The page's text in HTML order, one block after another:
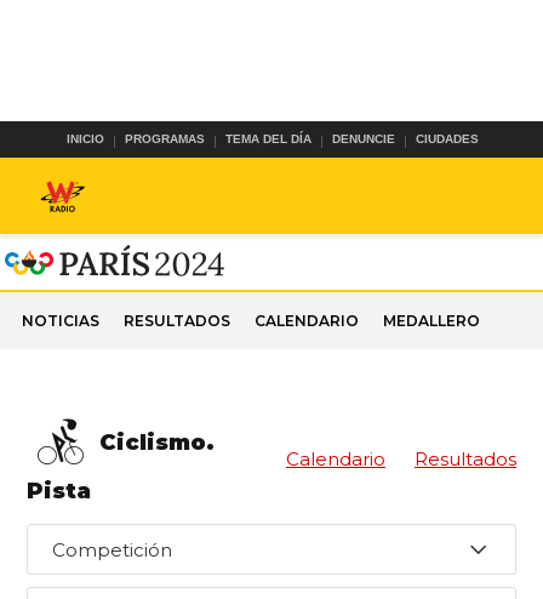
INICIO PROGRAMAS TEMA DEL DÍA DENUNCIE CIUDADES
NOTICIAS RESULTADOS CALENDARIO MEDALLERO
Ciclismo.
Pista
Calendario Resultados
Competición